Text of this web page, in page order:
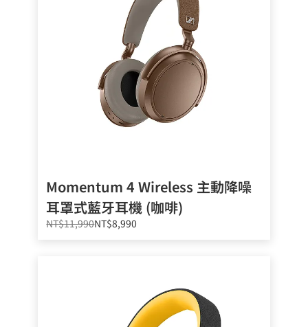
Momentum 4 Wireless 主動降噪
耳罩式藍牙耳機 (咖啡)
NT$11,990NT$8,990